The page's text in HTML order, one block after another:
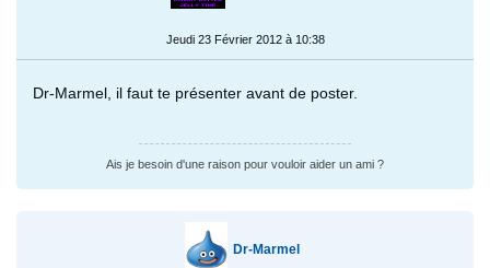
Jeudi 23 Février 2012 à 10:38
Dr-Marmel, il faut te présenter avant de poster.
Ais je besoin d'une raison pour vouloir aider un ami ?
Dr-Marmel